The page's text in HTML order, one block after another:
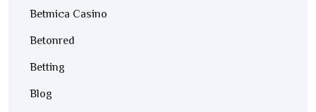
Betmica Casino
Betonred
Betting
Blog